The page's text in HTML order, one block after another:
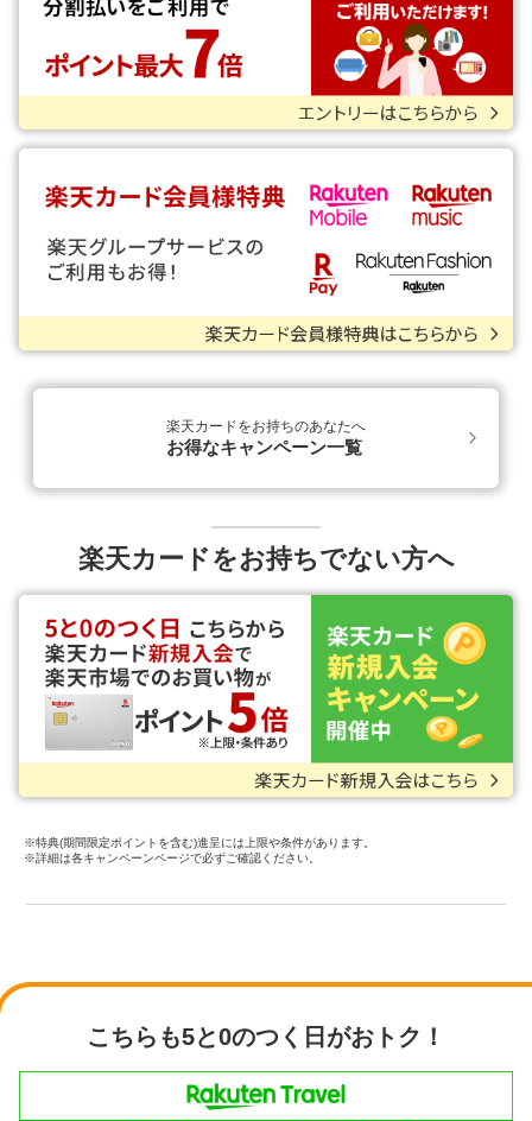
楽天カードをお持ちのあなたへ
お得なキャンペーン一覧
楽天カードをお持ちでない方へ
※特典(期間限定ポイントを含む)進呈には上限や条件があります。
※詳細は各キャンペーンページで必ずご確認ください。
こちらも5と0のつく日がおトク！